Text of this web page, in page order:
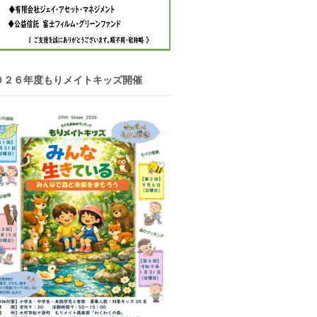
２６年度もりメイトキッズ開催